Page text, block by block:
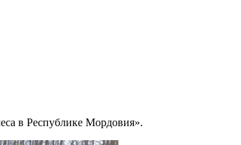
в Республике Мордовия».